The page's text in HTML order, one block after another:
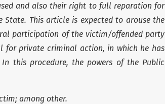
and also their right to full reparation for
This article is expected to arouse the
participation of the victim/offended party
private criminal action, in which he has
this procedure, the powers of the Public
among other.